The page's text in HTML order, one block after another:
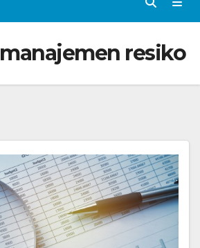
manajemen resiko